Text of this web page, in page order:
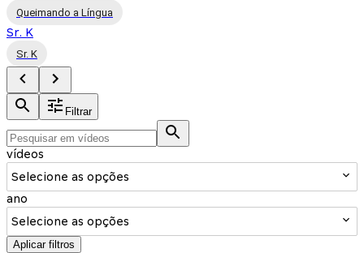
Queimando a Língua
Sr. K
Sr. K
Filtrar
vídeos
Selecione as opções
ano
Selecione as opções
Aplicar filtros